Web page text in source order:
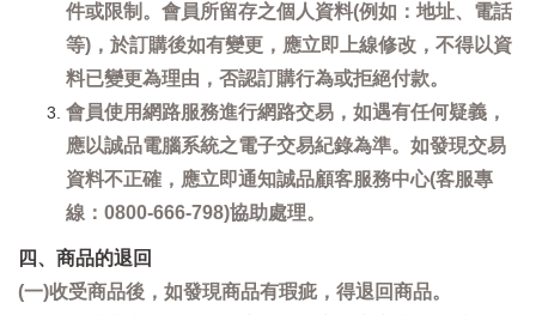
件或限制。會員所留存之個人資料(例如：地址、電話
等)，於訂購後如有變更，應立即上線修改，不得以資
料已變更為理由，否認訂購行為或拒絕付款。
會員使用網路服務進行網路交易，如遇有任何疑義，
應以誠品電腦系統之電子交易紀錄為準。如發現交易
資料不正確，應立即通知誠品顧客服務中心(客服專
線：0800-666-798)協助處理。
四、商品的退回
(一)收受商品後，如發現商品有瑕疵，得退回商品。